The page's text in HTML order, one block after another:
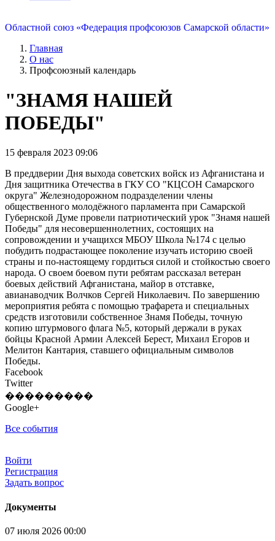
Областной союз «Федерация профсоюзов Самарской области»
Главная
О нас
Профсоюзный календарь
"ЗНАМЯ НАШЕЙ
ПОБЕДЫ"
15 февраля 2023 09:06
В преддверии Дня выхода советских войск из Афганистана и
Дня защитника Отечества в ГКУ СО "КЦСОН Самарского
округа" Железнодорожном подразделении члены
общественного молодёжного парламента при Самарской
Губернской Думе провели патриотический урок "Знамя нашей
Победы" для несовершеннолетних, состоящих на
сопровождении и учащихся МБОУ Школа №174 с целью
побудить подрастающее поколение изучать историю своей
страны и по-настоящему гордиться силой и стойкостью своего
народа. О своем боевом пути ребятам рассказал ветеран
боевых действий Афганистана, майор в отставке,
авианаводчик Волчков Сергей Николаевич. По завершению
мероприятия ребята с помощью трафарета и специальных
средств изготовили собственное Знамя Победы, точную
копию штурмового флага №5, который держали в руках
бойцы Красной Армии Алексей Берест, Михаил Егоров и
Мелитон Кантария, ставшего официальным символов
Победы.
Facebook
Twitter
���������
Google+
Все события
Войти
Регистрация
Задать вопрос
Документы
07 июля 2026 00:00